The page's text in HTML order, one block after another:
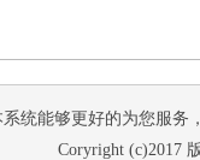
系统能够更好的为您服务
Coryright (c)2017